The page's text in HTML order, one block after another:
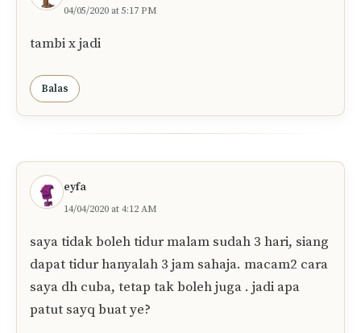
04/05/2020 at 5:17 PM
tambi x jadi
Balas
eyfa
14/04/2020 at 4:12 AM
saya tidak boleh tidur malam sudah 3 hari, siang
dapat tidur hanyalah 3 jam sahaja. macam2 cara
saya dh cuba, tetap tak boleh juga . jadi apa
patut sayq buat ye?